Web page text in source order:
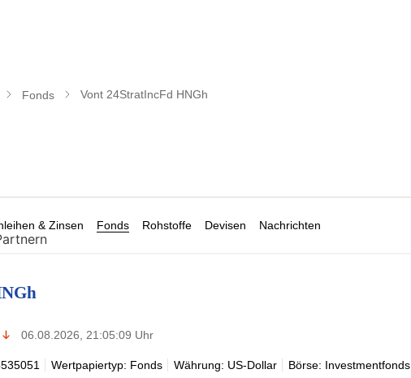
Fonds Vont 24StratIncFd HNGh
& Zinsen Fonds Rohstoffe Devisen Nachrichten
06.08.2026, 21:05:09 Uhr
Wertpapiertyp: Fonds Währung: US-Dollar Börse: Investmentfonds